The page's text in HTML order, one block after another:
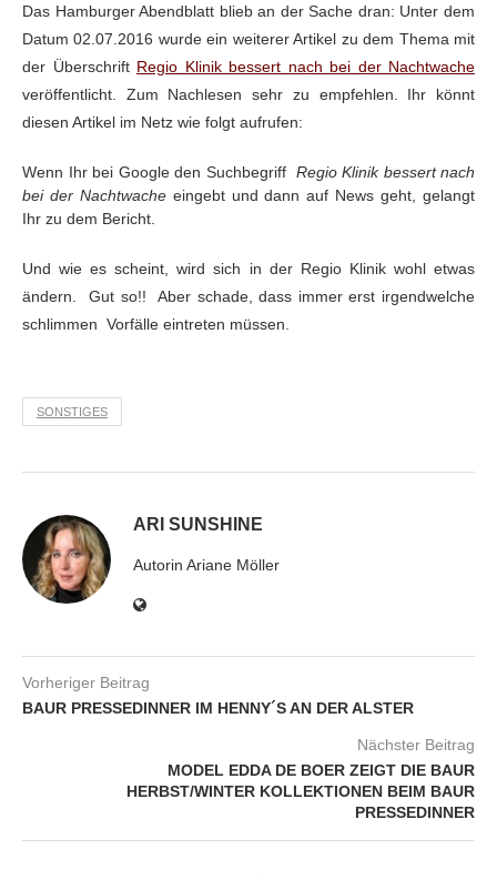
Das HamburgerAbendblatt blieb an der Sache dran: Unter dem
Datum 02.07.2016 wurde ein weiterer Artikel zu dem Thema mit
der Überschrift Regio Klinik bessert nach bei der Nachtwache
veröffentlicht. Zum Nachlesen sehr zu empfehlen. Ihr könnt
diesen Artikel im Netz wie folgt aufrufen:
Wenn Ihr bei Google den Suchbegriff Regio Klinik bessert nach
bei der Nachtwache eingebt und dann auf News geht, gelangt
Ihr zu dem Bericht.
Und wie es scheint, wird sich in der Regio Klinik wohl etwas
ändern. Gut so!!
Aber schade, dass immer erst irgendwelche
schlimmen Vorfälle eintreten müssen.
SONSTIGES
ARI SUNSHINE
Autorin Ariane Möller
Vorheriger Beitrag
BAUR PRESSEDINNER IM HENNY´S AN DER ALSTER
Nächster Beitrag
MODEL EDDA DE BOER ZEIGT DIE BAUR
HERBST/WINTER KOLLEKTIONEN BEIM BAUR
PRESSEDINNER